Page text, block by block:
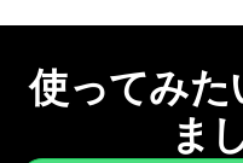
使ってみた
ま